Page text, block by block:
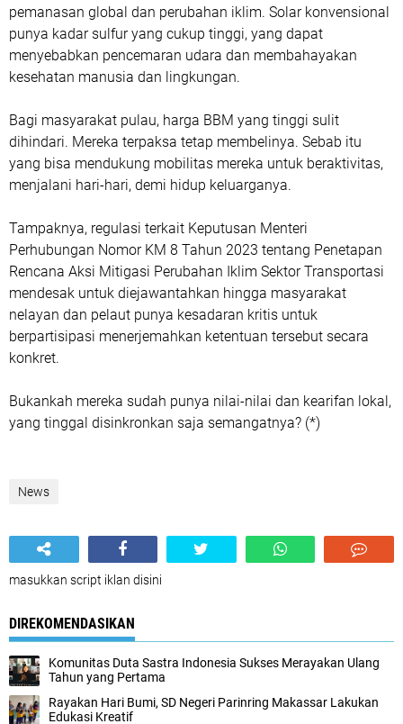
pemanasan global dan perubahan iklim. Solar konvensional
punya kadar sulfur yang cukup tinggi, yang dapat
menyebabkan pencemaran udara dan membahayakan
kesehatan manusia dan lingkungan.
Bagi masyarakat pulau, harga BBM yang tinggi sulit
dihindari. Mereka terpaksa tetap membelinya. Sebab itu
yang bisa mendukung mobilitas mereka untuk beraktivitas,
menjalani hari-hari, demi hidup keluarganya.
Tampaknya, regulasi terkait Keputusan Menteri
Perhubungan Nomor KM 8 Tahun 2023 tentang Penetapan
Rencana Aksi Mitigasi Perubahan Iklim Sektor Transportasi
mendesak untuk diejawantahkan hingga masyarakat
nelayan dan pelaut punya kesadaran kritis untuk
berpartisipasi menerjemahkan ketentuan tersebut secara
konkret.
Bukankah mereka sudah punya nilai-nilai dan kearifan lokal,
yang tinggal disinkronkan saja semangatnya? (*)
News
masukkan script iklan disini
DIREKOMENDASIKAN
Komunitas Duta Sastra Indonesia Sukses Merayakan Ulang
Tahun yang Pertama
Rayakan Hari Bumi, SD Negeri Parinring Makassar Lakukan
Edukasi Kreatif